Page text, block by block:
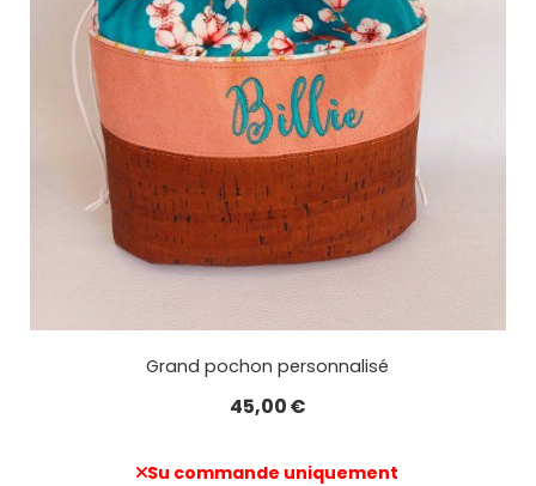
Grand pochon personnalisé
45,00€
Su commande uniquement